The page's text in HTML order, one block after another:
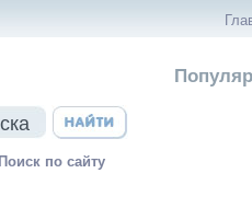
Поиск по сайту